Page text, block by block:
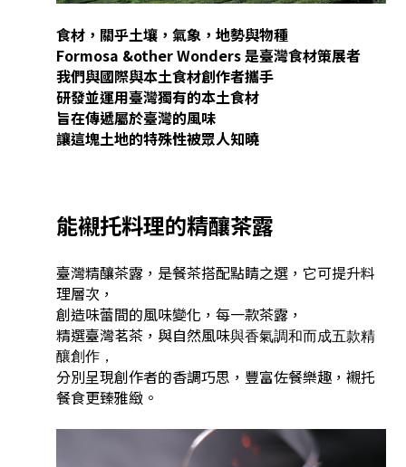
食材，關乎土壤，氣象，地勢與物種
Formosa &other Wonders 是臺灣食材策展者
我們與國際與本土食材創作者攜手
研發並運用臺灣獨有的本土食材
旨在傳遞屬於臺灣的風味
讓這塊土地的特殊性被眾人知曉
能襯托料理的精釀茶露
臺灣精釀茶露，是餐茶搭配點睛之選，它可提升料
理層次，
創造味蕾間的風味變化，每一款茶露，
精選臺灣茗茶，與自然風味與香氣調和而成五款精
釀創作，
分別呈現創作者的香調巧思，豐富佐餐樂趣，襯托
餐食更臻雅緻。